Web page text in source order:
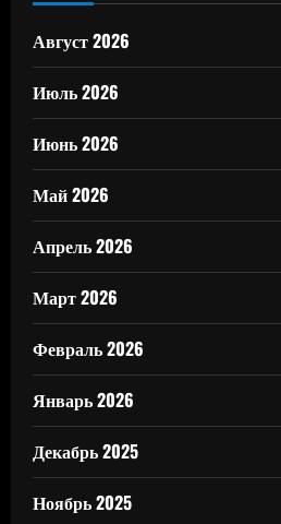
Август 2026
Июль 2026
Июнь 2026
Май 2026
Апрель 2026
Март 2026
Февраль 2026
Январь 2026
Декабрь 2025
Ноябрь 2025